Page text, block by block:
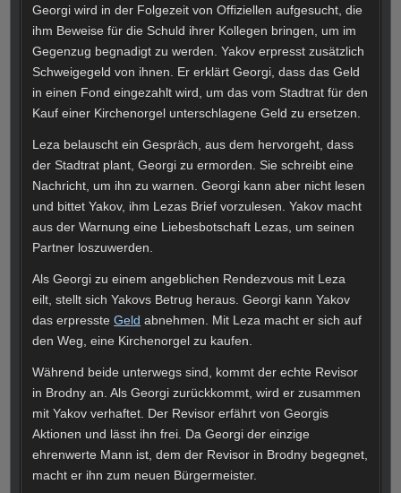
Georgi wird in der Folgezeit von Offiziellen aufgesucht, die
ihm Beweise für die Schuld ihrer Kollegen bringen, um im
Gegenzug begnadigt zu werden. Yakov erpresst zusätzlich
Schweigegeld von ihnen. Er erklärt Georgi, dass das Geld
in einen Fond eingezahlt wird, um das vom Stadtrat für den
Kauf einer Kirchenorgel unterschlagene Geld zu ersetzen.
Leza belauscht ein Gespräch, aus dem hervorgeht, dass
der Stadtrat plant, Georgi zu ermorden. Sie schreibt eine
Nachricht, um ihn zu warnen. Georgi kann aber nicht lesen
und bittet Yakov, ihm Lezas Brief vorzulesen. Yakov macht
aus der Warnung eine Liebesbotschaft Lezas, um seinen
Partner loszuwerden.
Als Georgi zu einem angeblichen Rendezvous mit Leza
eilt, stellt sich Yakovs Betrug heraus. Georgi kann Yakov
das erpressteGeld abnehmen. Mit Leza macht er sich auf
den Weg, eine Kirchenorgel zu kaufen.
Während beide unterwegs sind, kommt der echte Revisor
in Brodny an. Als Georgi zurückkommt, wird er zusammen
mit Yakov verhaftet. Der Revisor erfährt von Georgis
Aktionen und lässt ihn frei. Da Georgi der einzige
ehrenwerte Mann ist, dem der Revisor in Brodny begegnet,
macht er ihn zum neuen Bürgermeister.